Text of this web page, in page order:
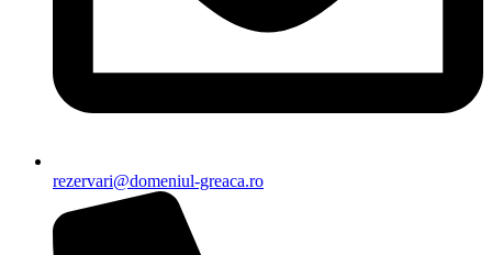
rezervari@domeniul-greaca.ro